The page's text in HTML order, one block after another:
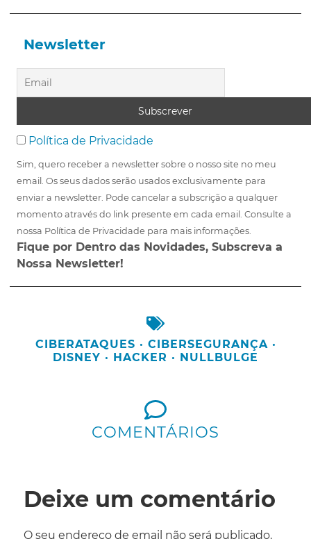
Newsletter
Política de Privacidade
Sim, quero receber a newsletter sobre o nosso site no meu
email. Os seus dados serão usados exclusivamente para
enviar a newsletter. Pode cancelar a subscrição a qualquer
momento através do link presente em cada email. Consulte a
nossa Política de Privacidade para mais informações.
Fique por Dentro das Novidades, Subscreva a
Nossa Newsletter!
CIBERATAQUES · CIBERSEGURANÇA·
DISNEY · HACKER · NULLBULGE
COMENTÁRIOS
Deixe um comentário
O seu endereço de email não será publicado.